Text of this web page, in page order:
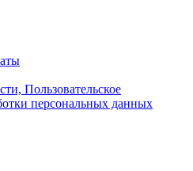
Пользовательское
персональных данных